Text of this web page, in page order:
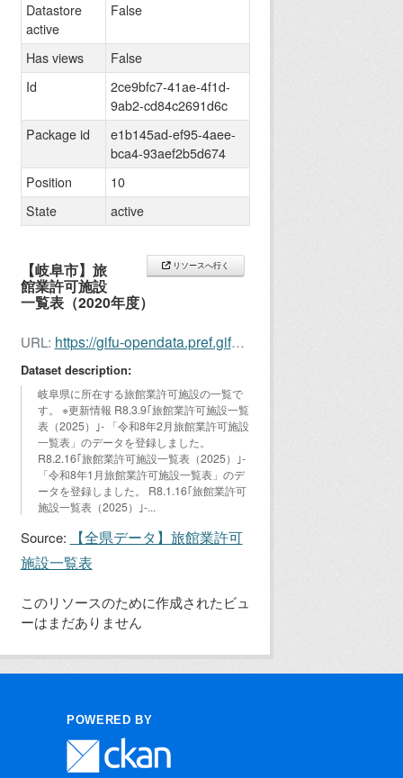
リソースへ行く
【岐阜市】旅
館業許可施設
一覧表（2020年度）
URL: https://gifu-opendata.pref.gifu.lg.jp/dataset/c212016-005
Dataset description:
岐阜県に所在する旅館業許可施設の一覧で
す。 ※更新情報 R8.3.9｢旅館業許可施設一覧
表（2025）｣- 「令和8年2月旅館業許可施設
一覧表」のデータを登録しました。
R8.2.16｢旅館業許可施設一覧表（2025）｣-
「令和8年1月旅館業許可施設一覧表」のデ
ータを登録しました。 R8.1.16｢旅館業許可
施設一覧表（2025）｣-...
Source:
【全県データ】旅館業許可
施設一覧表
このリソースのために作成されたビュ
ーはまだありません
Datastore
active
False
Has views
False
Id
2ce9bfc7-41ae-4f1d-
9ab2-cd84c2691d6c
Package id
e1b145ad-ef95-4aee-
bca4-93aef2b5d674
Position
10
State
active
POWERED BY